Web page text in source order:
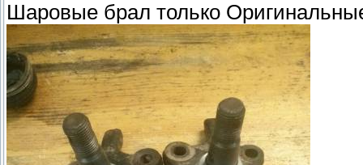
Шаровые брал только